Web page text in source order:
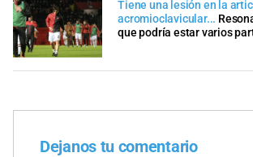
Tiene una lesión en la
acromioclavicular...
que podría estar varios
Dejanos tu comentario